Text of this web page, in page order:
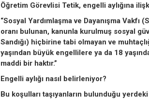
Öğretim Görevlisi Tetik, engelli aylığına
“Sosyal Yardımlaşma ve Dayanışma
oranı bulunan, kanunla kurulmuş sosyal
Sandığı) hiçbirine tabi olmayan ve
yaşından büyük engellilere ya da 18
maddi bir haktır.”
Engelli aylığı nasıl belirleniyor?
Bu koşulları taşıyanların bulunduğu